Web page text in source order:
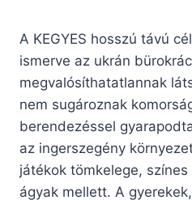
A KEGYES hosszú távú
ismerve az ukrán
megvalósíthatatlannak
nem sugároznak
berendezéssel
az ingerszegény
játékok tömkelege,
ágyak mellett. A